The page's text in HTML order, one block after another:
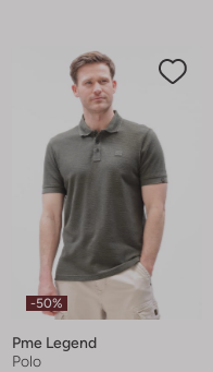
-50%
Pme Legend
Polo